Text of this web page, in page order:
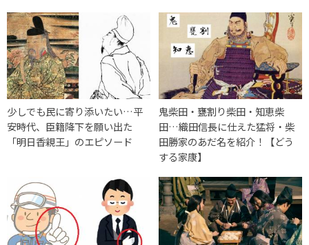
少しでも民に寄り添いたい…平
安時代、臣籍降下を願い出た
「明日香親王」のエピソード
鬼柴田・甕割り柴田・知恵柴
田…織田信長に仕えた猛将・柴
田勝家のあだ名を紹介！【どう
する家康】